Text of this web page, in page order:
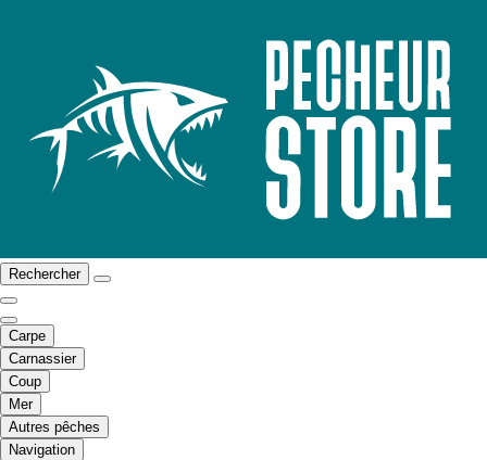
Rechercher
Carpe
Carnassier
Coup
Mer
Autres pêches
Navigation